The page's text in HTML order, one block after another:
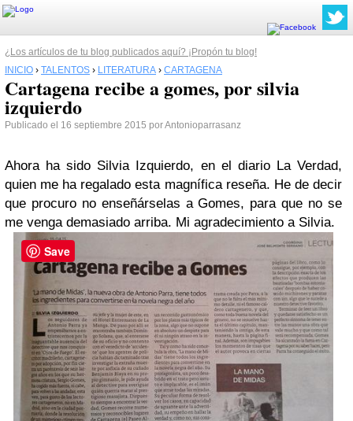
¿Los artículos de tu blog publicados aquí? ¡Propón tu blog!
INICIO › TALENTOS › LITERATURA › CARTAGENA
Cartagena recibe a gomes, por silvia
izquierdo
Publicado el 16 septiembre 2015 por Antonioparrasanz
Ahora ha sido Silvia Izquierdo, en el diario La Verdad,
quien me ha regalado esta magnífica reseña. He de decir
que procuro no enseñárselas a Gomes, para que no se
me venga demasiado arriba. Mi agradecimiento a Silvia.
Save